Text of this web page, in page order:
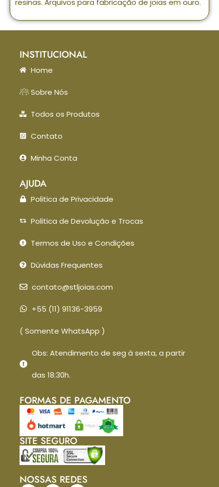
resinas. Arquivos para fabricação de joias em ouro.
INSTITUCIONAL
Home
Sobre Nós
Todos os Produtos
Contato
Minha Conta
AJUDA
Politica de Privacidade
Politica de Devolução e Trocas
Termos de Uso e Condições
Dúvidas Frequentes
contato@stljoias.com
+55 (11) 91136-3959
( Somente WhatsApp )
Obs: Atendimento de seg à sexta, a partir
das 18:30h.
FORMAS DE PAGAMENTO
SITE SEGURO
NOSSAS REDES